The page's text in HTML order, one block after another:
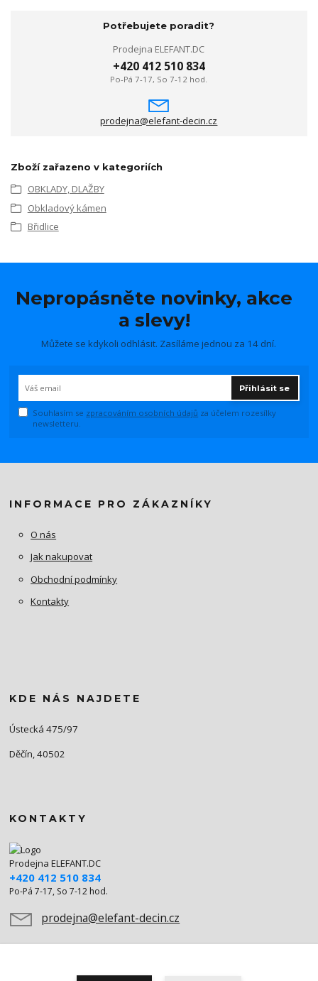
Potřebujete poradit?
Prodejna ELEFANT.DC
+420 412 510 834
Po-Pá 7-17, So 7-12 hod.
prodejna@elefant-decin.cz
Zboží zařazeno v kategoriích
OBKLADY, DLAŽBY
Obkladový kámen
Břidlice
Nepropásněte novinky, akce
a slevy!
Můžete se kdykoli odhlásit. Zasíláme jednou za 14 dní.
Přihlásit se
Souhlasím se zpracováním osobních údajů za účelem rozesílky
newsletteru.
INFORMACE PRO ZÁKAZNÍKY
O nás
Jak nakupovat
Obchodní podmínky
Kontakty
KDE NÁS NAJDETE
Ústecká 475/97
Děčín, 40502
KONTAKTY
Prodejna ELEFANT.DC
+420 412 510 834
Po-Pá 7-17, So 7-12 hod.
prodejna@elefant-decin.cz